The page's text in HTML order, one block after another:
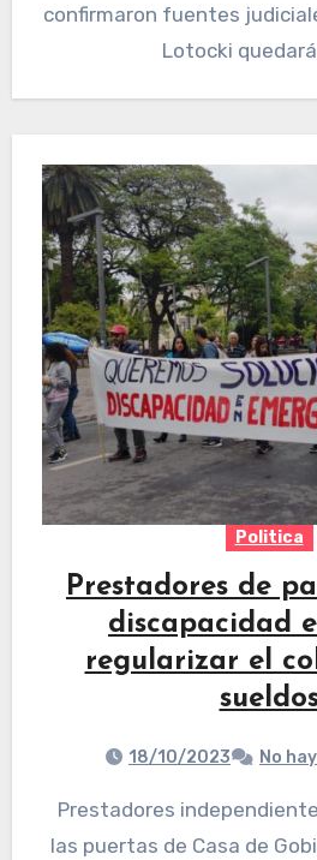
confirmaron fuentes
Lotocki
Politica
Prestadores de
discapacidad
regularizar el
18/10/2023 No
Prestadores independientes protestaron en
las puertas de Casa de